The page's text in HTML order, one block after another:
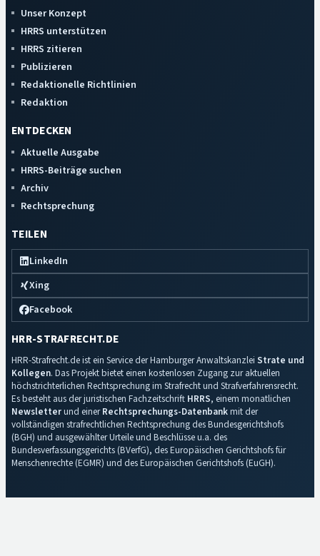
Unser Konzept
HRRS unterstützen
HRRS zitieren
Publizieren
Redaktionelle Richtlinien
Redaktion
ENTDECKEN
Aktuelle Ausgabe
HRRS-Beiträge suchen
Archiv
Rechtsprechung
TEILEN
LinkedIn
Xing
Facebook
HRR-STRAFRECHT.DE
HRR-Strafrecht.de ist ein Service der Hamburger Anwaltskanzlei Strate und
Kollegen. Das Projekt bietet einen kostenlosen Zugang zur aktuellen
höchstrichterlichen Rechtsprechung im Strafrecht und Strafverfahrensrecht.
Es besteht aus der juristischen Fachzeitschrift HRRS, einem monatlichen
Newsletterund einerRechtsprechungs-Datenbankmit der
vollständigen strafrechtlichen Rechtsprechung des Bundesgerichtshofs
(BGH) und ausgewählter Urteile und Beschlüsse u.a. des
Bundesverfassungsgerichts (BVerfG), des Europäischen Gerichtshofs für
Menschenrechte (EGMR) und des Europäischen Gerichtshofs (EuGH).